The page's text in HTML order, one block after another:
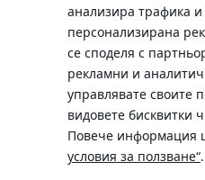
анализира трафика и
персонализирана
се споделя с
рекламни и
управлявате своите
видовете бисквитки
Повече информация
условия за ползване“.
Телефон:
0700 10 375 / *2375
Московска No.19 / ул. Г.
SWIFT/BIC: